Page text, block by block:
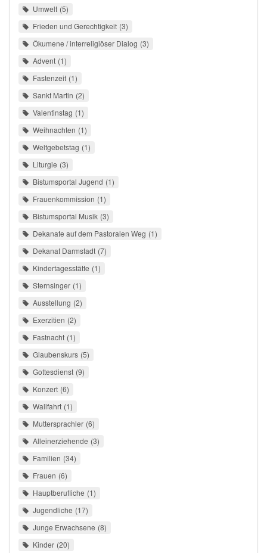
Umwelt 5
Frieden und Gerechtigkeit 3
Ökumene / interreligiöser Dialog 3
Advent 1
Fastenzeit 1
Sankt Martin 2
Valentinstag 1
Weihnachten 1
Weltgebetstag 1
Liturgie 3
Bistumsportal Jugend 1
Frauenkommission 1
Bistumsportal Musik 3
Dekanate auf dem Pastoralen Weg 1
Dekanat Darmstadt 7
Kindertagesstätte 1
Sternsinger 1
Ausstellung 2
Exerzitien 2
Fastnacht 1
Glaubenskurs 5
Gottesdienst 9
Konzert 6
Wallfahrt 1
Muttersprachler 6
Alleinerziehende 3
Familien 34
Frauen 6
Hauptberufliche 1
Jugendliche 17
Junge Erwachsene 8
Kinder 20